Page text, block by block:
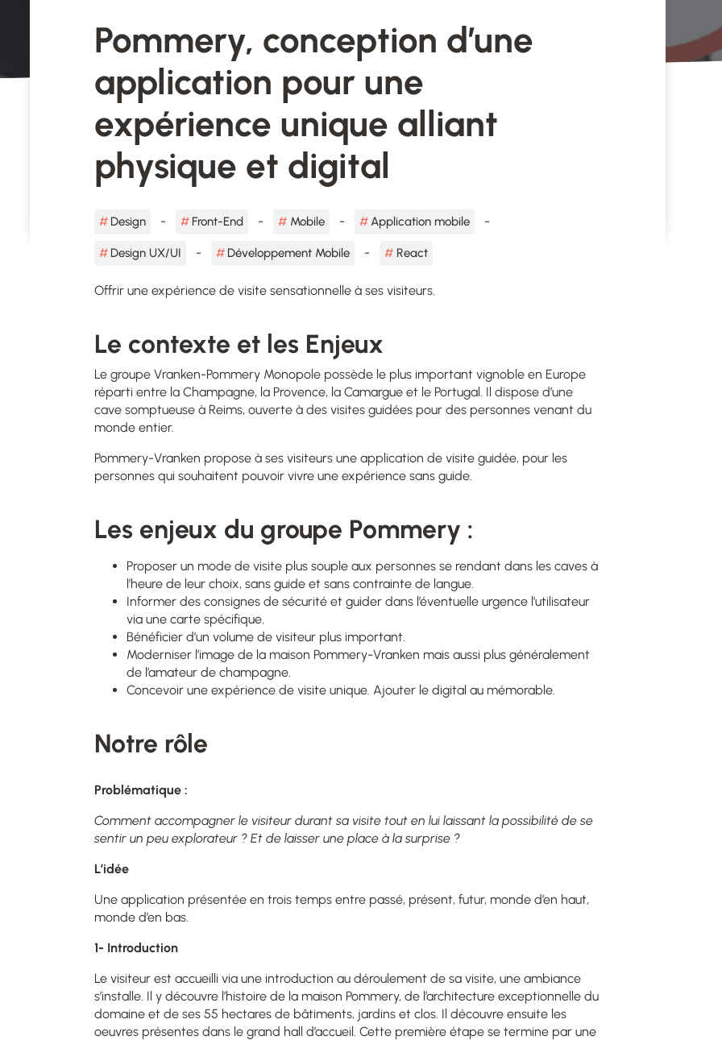
Pommery, conception d’une
application pour une
expérience unique alliant
physique et digital
Design Front-End Mobile Application mobile
Design UX/UI Développement Mobile React
Offrir une expérience de visite sensationnelle à ses visiteurs.
Le contexte et les Enjeux
Le groupe Vranken-Pommery Monopole possède le plus important vignoble en Europe
réparti entre la Champagne, la Provence, la Camargue et le Portugal. Il dispose d’une
cave somptueuse à Reims, ouverte à des visites guidées pour des personnes venant du
monde entier.
Pommery-Vranken propose à ses visiteurs une application de visite guidée, pour les
personnes qui souhaitent pouvoir vivre une expérience sans guide.
Les enjeux du groupe Pommery :
Proposer un mode de visite plus souple aux personnes se rendant dans les caves à
l’heure de leur choix, sans guide et sans contrainte de langue.
Informer des consignes de sécurité et guider dans l’éventuelle urgence l’utilisateur
via une carte spécifique.
Bénéficier d’un volume de visiteur plus important.
Moderniser l’image de la maison Pommery-Vranken mais aussi plus généralement
de l’amateur de champagne.
Concevoir une expérience de visite unique. Ajouter le digital au mémorable.
Notre rôle
Problématique :
Comment accompagner le visiteur durant sa visite tout en lui laissant la possibilité de se
sentir un peu explorateur ? Et de laisser une place à la surprise ?
L’idée
Une application présentée en trois temps entre passé, présent, futur, monde d’en haut,
monde d’en bas.
1- Introduction
Le visiteur est accueilli via une introduction au déroulement de sa visite, une ambiance
s’installe. Il y découvre l’histoire de la maison Pommery, de l’architecture exceptionnelle du
domaine et de ses 55 hectares de bâtiments, jardins et clos. Il découvre ensuite les
oeuvres présentes dans le grand hall d’accueil. Cette première étape se termine par une